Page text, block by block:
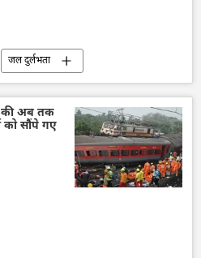
जल दुर्लभता
बिजली
पावर प्लांट
की अब तक
को सौंपे गए